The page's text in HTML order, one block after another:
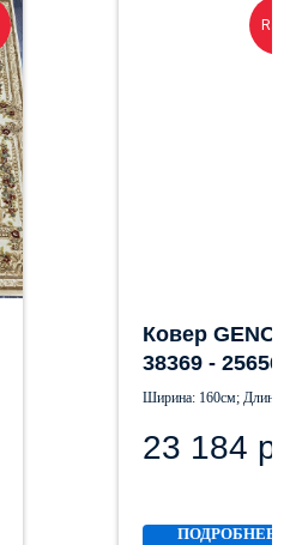
Ковер
38369 - 256561
Ширина: 160см; Длина:
23 184 р.
ПОДРОБНЕЕ